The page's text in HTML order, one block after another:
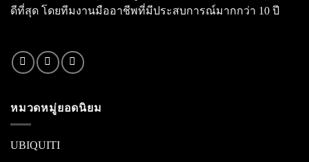
ดีที่สุด โดยทีมงานมืออาชีพที่มีประสบการณ์มากกว่า 10 ปี
หมวดหมู่ยอดนิยม
UBIQUITI